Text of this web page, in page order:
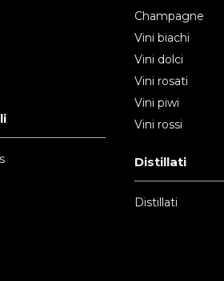
Champagne
Vini biachi
Vini dolci
Vini rosati
Vini piwi
Vini rossi
Distillati
Distillati